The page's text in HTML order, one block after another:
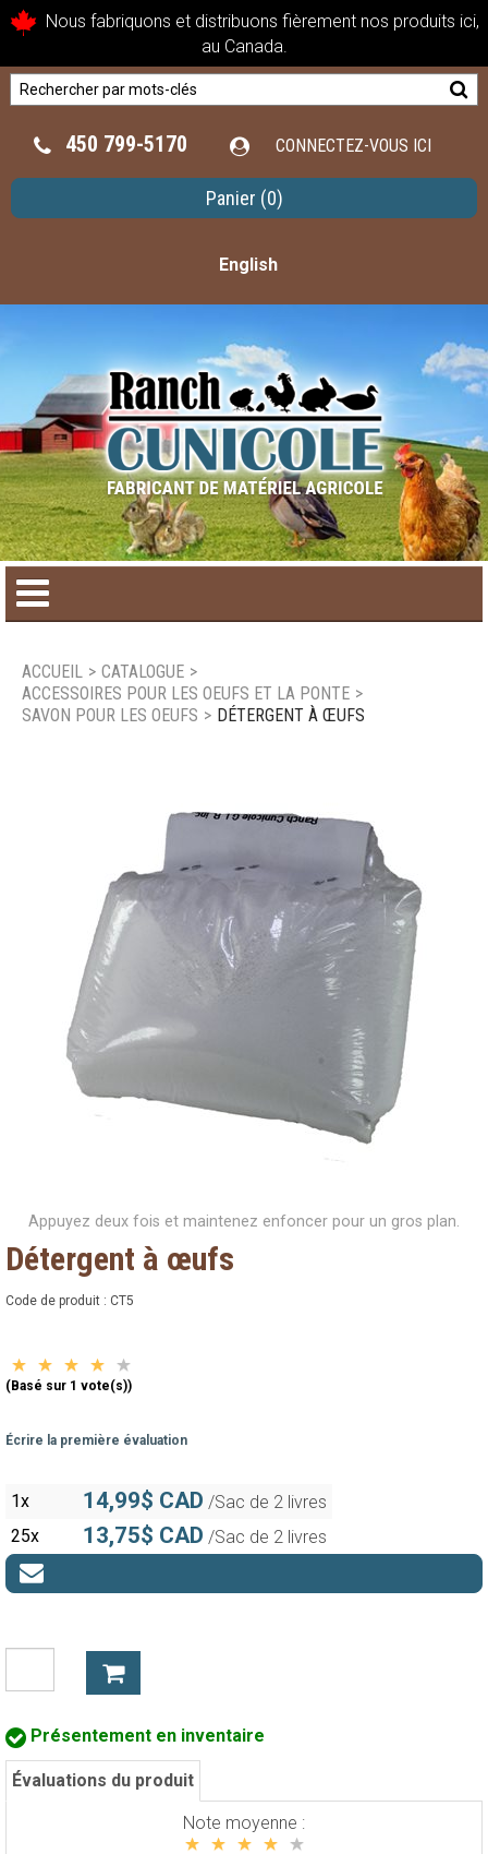
Nous fabriquons et distribuons fièrement nos produits ici,
au Canada.
450 799-5170 CONNECTEZ-VOUS ICI
Panier (0)
English
Catalogue de produit
Nouveaux produits
Nous joindre
ACCUEIL > CATALOGUE >
ACCESSOIRES POUR LES OEUFS ET LA PONTE >
SAVON POUR LES OEUFS > DÉTERGENT À ŒUFS
Appuyez deux fois et maintenez enfoncer pour un gros plan.
Détergent à œufs
Code de produit : CT5
(Basé sur 1 vote(s))
Écrire la première évaluation
1x 14,99$ CAD /Sac de 2 livres
25x
13,75$ CAD /Sac de 2 livres
Présentement en inventaire
Évaluations du produit
Note moyenne :